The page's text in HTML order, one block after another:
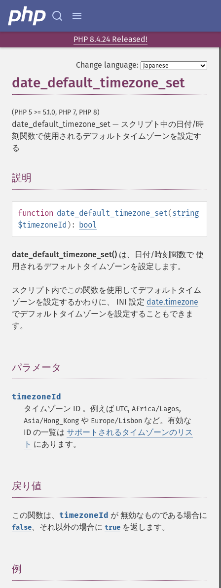
PHP 8.4.24 Released!
Change language:
date_default_timezone_set
(PHP 5 >= 5.1.0, PHP 7, PHP 8)
date_default_timezone_set — スクリプト中の日付/時
刻関数で使用されるデフォルトタイムゾーンを設定す
る
説明
function date_default_timezone_set(string
$timezoneId ): bool
date_default_timezone_set() は、日付/時刻関数で 使
用されるデフォルトタイムゾーンを設定します。
スクリプト内でこの関数を使用してデフォルトタイム
ゾーンを設定するかわりに、 INI 設定 date.timezone
でデフォルトタイムゾーンを設定することもできま
す。
パラメータ
timezoneId
タイムゾーン ID 。例えば UTC, Africa/Lagos,
Asia/Hong_Kong や Europe/Lisbon など。有効な
ID の一覧は サポートされるタイムゾーンのリス
ト にあります。
戻り値
この関数は、 timezoneId が 無効なものである場合に
false、それ以外の場合に true を返します。
例